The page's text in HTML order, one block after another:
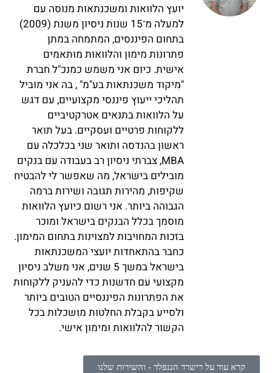
יועץ הלוואות ומשכנתאות מנוסה עם
למעלה מ־15 שנות ניסיון משנת (2009)
בתחום הפיננסים, המתמחה במתן
פתרונות מימון והלוואות מותאמים
אישית. כיום אני משמש כמנכ"ל חברת
"מיקוד משכנתאות בע"מ" , בה אני מוביל
תהליכי ייעוץ פיננסי מקצועיים, עם דגש
על הלוואות בתנאים אטרקטיביים
ללקוחות פרטיים ועסקיים. בעל תואר
ראשון בהנדסה ותואר שני בכלכלה עם
MBA, צברתי ניסיון רב בעבודה עם בנקים
מובילים בישראל, מה שאפשר לי להבטיח
שקיפות, מהירות תגובה ושירות ברמה
הגבוהה ביותר. אני רשום כיועץ הלוואות
מוסמך בכלל הבנקים בישראל ומוכר
בזכות המחויבות למצוינות בתחום המימון.
כחבר בהתאחדות יועצי המשכנתאות
בישראל במשך 5 שנים, אני משלב ניסיון
מקצועי עם חדשנות כדי להעניק ללקוחות
את הפתרונות הפיננסיים הטובים ביותר
ולסייע בקבלת החלטות מושכלות בכל
הקשור להלוואות ומימון אישי.
קרא עוד על רישרד הננפלד - והשירות שלנו